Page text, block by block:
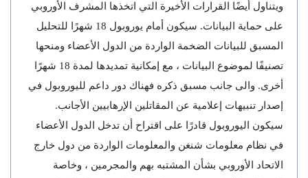
ويتناول أيضًا القرارات الأخيرة التي اتخذها المشرف الأوروبي
على حماية البيانات. سيكون أمام يوروبول 18 شهرًا للتحليل
المسبق للبيانات الضخمة الواردة من الدول الأعضاء ومنحها
تصنيفًا لموضوع البيانات ، مع إمكانية تمديدها لمدة 18 شهرًا
أخرى. والى جانب مسبق ذكره فهناك دور داعم لليوروبول في
إصدار تنبيهات إعلامية عن المقاتلين الإرهابيين الأجانب.
سيكون اليوروبول قادرًا على اقتراح أن تدخل الدول الأعضاء
في نظام معلومات شنغن والمعلومات الواردة من دول خارج
الاتحاد الأوروبي بشأن المشتبه بهم والمجرمين ، وخاصة